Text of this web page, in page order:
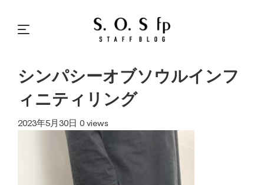
シンパシーオブソウルインフ
ィニティリング
2023年5月30日 0 views